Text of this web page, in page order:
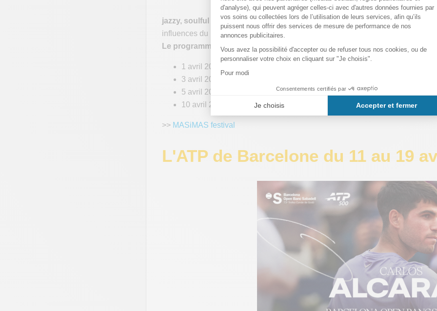
jazzy, soulful et rythmé, le festival MASiMAS mélange styles classiques et
influences du monde entier.
Le programme en avril:
1 avril 2026 – Sasha Berliner Group (Jazz modern) - 19:00 – 21:00 (Mas i
3 avril 2026 – JT4 (The Jean Toussaint 4tet) (Modern jazz) -19:00 –
5 avril 2026 – Philip Lassiter (Funk/Soul/Jazz) - 19:00 – 21:00 (Mas i Mas
10 avril 2026 – Peter Zak + Santi de la Rubia (Hard bop) - 19:00 – 20:30
>> MASiMAS festival
L'ATP de Barcelone du 11 au 19